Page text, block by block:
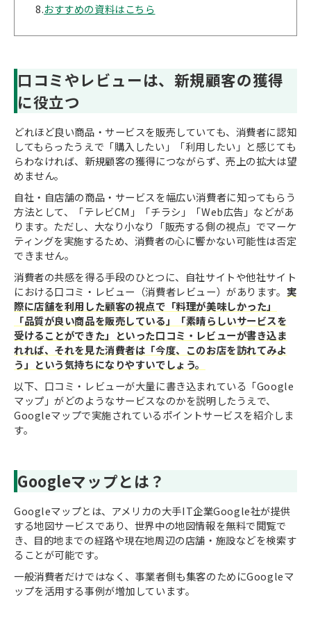
8.おすすめの資料はこちら
口コミやレビューは、新規顧客の獲得
に役立つ
どれほど良い商品・サービスを販売していても、消費者に認知
してもらったうえで「購入したい」「利用したい」と感じても
らわなければ、新規顧客の獲得につながらず、売上の拡大は望
めません。
自社・自店舗の商品・サービスを幅広い消費者に知ってもらう
方法として、「テレビCM」「チラシ」「Web広告」などがあ
ります。ただし、大なり小なり「販売する側の視点」でマーケ
ティングを実施するため、消費者の心に響かない可能性は否定
できません。
消費者の共感を得る手段のひとつに、自社サイトや他社サイト
における口コミ・レビュー（消費者レビュー）があります。 実
際に店舗を利用した顧客の視点で「料理が美味しかった」
「品質が良い商品を販売している」「素晴らしいサービスを
受けることができた」といった口コミ・レビューが書き込ま
れれば、それを見た消費者は「今度、このお店を訪れてみよ
う」という気持ちになりやすいでしょう。
以下、口コミ・レビューが大量に書き込まれている「Google
マップ」がどのようなサービスなのかを説明したうえで、
Googleマップで実施されているポイントサービスを紹介しま
す。
Googleマップとは？
Googleマップとは、アメリカの大手IT企業Google社が提供
する地図サービスであり、世界中の地図情報を無料で閲覧で
き、目的地までの経路や現在地周辺の店舗・施設などを検索す
ることが可能です。
一般消費者だけではなく、事業者側も集客のためにGoogleマ
ップを活用する事例が増加しています。